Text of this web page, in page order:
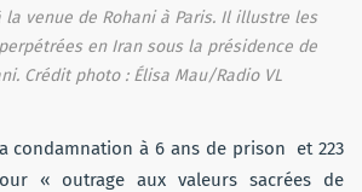
venue de Rohani à Paris. Il illustre les
en Iran sous la présidence de
Crédit photo : Élisa Mau/Radio VL
condamnation à 6 ans de prison et 223
« outrage aux valeurs sacrées de